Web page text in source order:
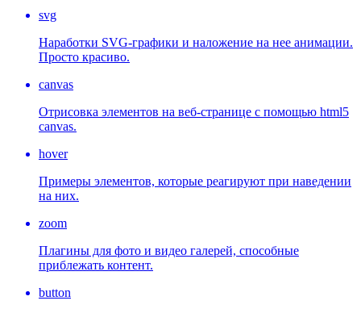
svg
Наработки SVG-графики и наложение на нее анимации.
Просто красиво.
canvas
Отрисовка элементов на веб-странице с помощью html5
canvas.
hover
Примеры элементов, которые реагируют при наведении
на них.
zoom
Плагины для фото и видео галерей, способные
приблежать контент.
button